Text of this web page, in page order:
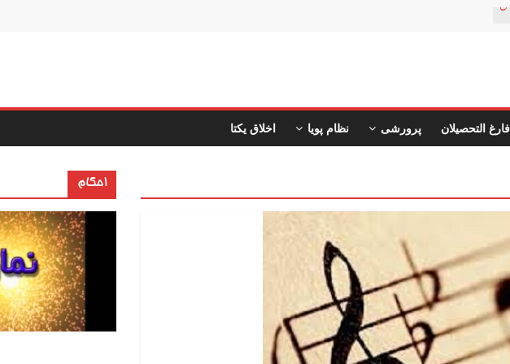
فارغ التحصیلان پرورشی نظام پویا اخلاق یکتا
احکام